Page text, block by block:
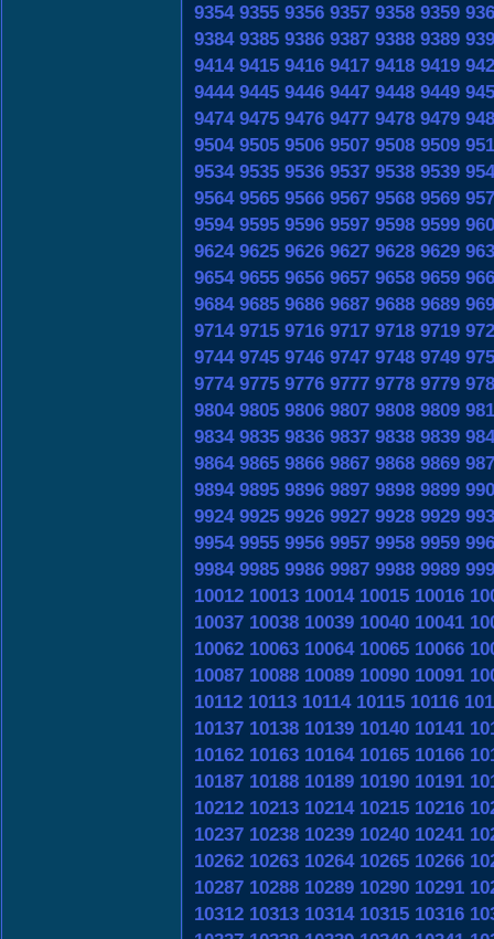
9354 9355 9356 9357 9358 9359
9384 9385 9386 9387 9388 9389
9414 9415 9416 9417 9418 9419
9444 9445 9446 9447 9448 9449
9474 9475 9476 9477 9478 9479
9504 9505 9506 9507 9508 9509
9534 9535 9536 9537 9538 9539
9564 9565 9566 9567 9568 9569
9594 9595 9596 9597 9598 9599
9624 9625 9626 9627 9628 9629
9654 9655 9656 9657 9658 9659
9684 9685 9686 9687 9688 9689
9714 9715 9716 9717 9718 9719
9744 9745 9746 9747 9748 9749
9774 9775 9776 9777 9778 9779
9804 9805 9806 9807 9808 9809
9834 9835 9836 9837 9838 9839
9864 9865 9866 9867 9868 9869
9894 9895 9896 9897 9898 9899
9924 9925 9926 9927 9928 9929
9954 9955 9956 9957 9958 9959
9984 9985 9986 9987 9988 9989
10012 10013 10014 10015 10016
10037 10038 10039 10040 10041
10062 10063 10064 10065 10066
10087 10088 10089 10090 10091
10112 10113 10114 10115 10116
10137 10138 10139 10140 10141
10162 10163 10164 10165 10166
10187 10188 10189 10190 10191
10212 10213 10214 10215 10216
10237 10238 10239 10240 10241
10262 10263 10264 10265 10266
10287 10288 10289 10290 10291
10312 10313 10314 10315 10316